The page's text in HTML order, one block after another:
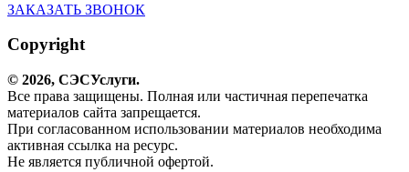
ЗАКАЗАТЬ ЗВОНОК
Copyright
© 2026, СЭСУслуги.
Все права защищены. Полная или частичная перепечатка
материалов сайта запрещается.
При согласованном использовании материалов необходима
активная ссылка на ресурс.
Не является публичной офертой.